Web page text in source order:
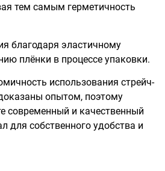
тем самым герметичность
благодаря эластичному
плёнки в процессе упаковки.
использования стрейч-
опытом, поэтому
современный и качественный
для собственного удобства и